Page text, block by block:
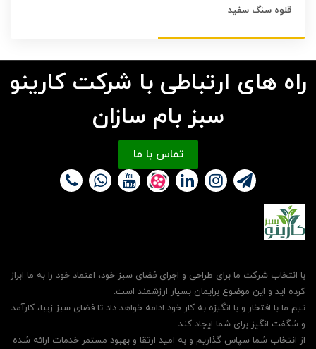
قلوه سنگ سفید
راه های ارتباطی با شرکت کارینو
سبز بام سازان
تماس با ما
با انتخاب شرکت ما برای طراحی و اجرای فضای سبز خود، اعتماد خود را به ما ابراز
کرده اید و این موضوع برایمان بسیار ارزشمند است.
تیم ما با افتخار و با انگیزه به کار خود ادامه خواهد داد تا فضای سبز زیبا، کارآمد
و شگفت انگیز برای شما ایجاد کند.
از انتخاب شما سپاس گذاریم و به امید ارتقا و بهبود مستمر خدمات ارائه شده